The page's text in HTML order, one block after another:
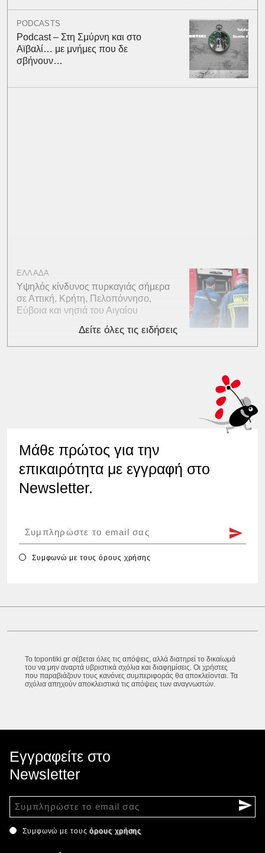
PODCASTS
Podcast – Στη Σμύρνη και στο
Αϊβαλί… με μνήμες που δε
σβήνουν…
ΕΛΛΑΔΑ
Υψηλός κίνδυνος πυρκαγιάς σήμερα
σε Αττική, Κρήτη, Πελοπόννησο,
Εύβοια και νησιά του Αιγαίου
Δείτε όλες τις ειδήσεις
Μάθε πρώτος για την
επικαιρότητα με εγγραφή στο
Newsletter.
Συμφωνώ με τουςόρους χρήσης
Το topontiki.gr σέβεται όλες τις απόψεις, αλλά διατηρεί το δικαίωμά
του να μην αναρτά υβριστικά σχόλια και διαφημίσεις. Οι χρήστες
που παραβιάζουν τους κανόνες συμπεριφοράς θα αποκλείονται. Τα
σχόλια απηχούν αποκλειστικά τις απόψεις των αναγνωστών.
Εγγραφείτε στο
Newsletter
Συμφωνώ με τουςόρους χρήσης